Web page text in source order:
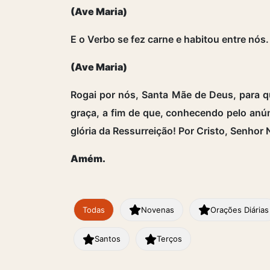
(Ave Maria)
E o Verbo se fez carne e habitou entre nós.
(Ave Maria)
Rogai por nós, Santa Mãe de Deus, para
graça, a fim de que, conhecendo pelo
glória da Ressurreição! Por Cristo, Senhor
Amém.
Todas Novenas Orações Diárias
Santos Terços